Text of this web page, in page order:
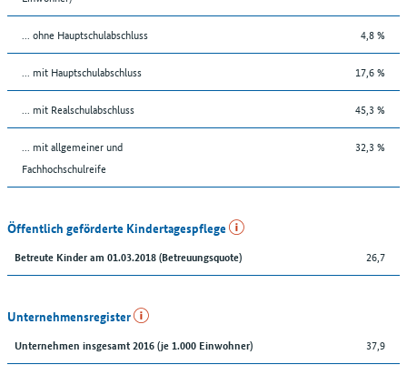
... ohne Hauptschulabschluss 4,8 %
... mit Hauptschulabschluss 17,6 %
... mit Realschulabschluss 45,3 %
... mit allgemeiner und
Fachhochschulreife
32,3 %
Öffentlich geförderte Kindertagespflege
Betreute Kinder am 01.03.2018 (Betreuungsquote) 26,7
Unternehmensregister
Unternehmen insgesamt 2016 (je 1.000 Einwohner) 37,9